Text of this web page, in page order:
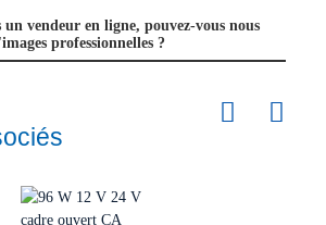
un vendeur en ligne, pouvez-vous nous
professionnelles ?